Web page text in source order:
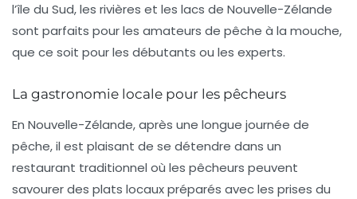
l’île du Sud, les rivières et les lacs de Nouvelle-Zélande
sont parfaits pour les amateurs de pêche à la mouche,
que ce soit pour les débutants ou les experts.
La gastronomie locale pour les pêcheurs
En Nouvelle-Zélande, après une longue journée de
pêche, il est plaisant de se détendre dans un
restaurant traditionnel où les pêcheurs peuvent
savourer des plats locaux préparés avec les prises du